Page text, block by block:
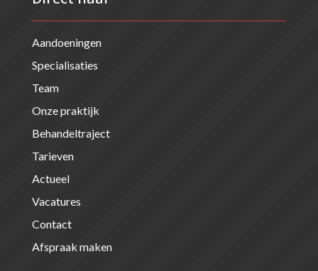
Aandoeningen
Specialisaties
Team
Onze praktijk
Behandeltraject
Tarieven
Actueel
Vacatures
Contact
Afspraak maken